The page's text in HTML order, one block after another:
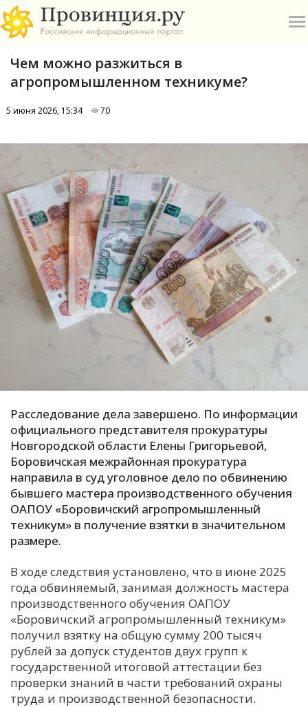
А
Б
В
И
К
М
Н
О
П
Р
С
У
Х
Я
Чем можно разжиться в
агропромышленном техникуме?
5 июня 2026, 15:34 70
Расследование дела завершено. По информации
официального представителя прокуратуры
Новгородской области Елены Григорьевой,
Боровичская межрайонная прокуратура
направила в суд уголовное дело по обвинению
бывшего мастера производственного обучения
ОАПОУ «Боровичский агропромышленный
техникум» в получение взятки в значительном
размере.
В ходе следствия установлено, что в июне 2025
года обвиняемый, занимая должность мастера
производственного обучения ОАПОУ
«Боровичский агропромышленный техникум»
получил взятку на общую сумму 200 тысяч
рублей за допуск студентов двух групп к
государственной итоговой аттестации без
проверки знаний в части требований охраны
труда и производственной безопасности.